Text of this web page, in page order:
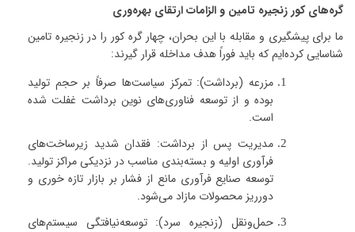
گره‌های کور زنجیره تامین و الزامات ارتقای بهره‌وری
ما برای پیشگیری و مقابله با این بحران، چهار گره کور را در زنجیره تامین
شناسایی کرده‌ایم که باید فوراً هدف مداخله قرار گیرند:
مزرعه (برداشت):تمرکز سیاست‌ها صرفاً بر حجم تولید
بوده و از توسعه فناوری‌های نوین برداشت غفلت شده
است.
مدیریت پس از برداشت: فقدان شدید زیرساخت‌های
فرآوری اولیه و بسته‌بندی مناسب در نزدیکی مراکز تولید.
توسعه صنایع فرآوری مانع از فشار بر بازار تازه خوری و
دورریز محصولات مازاد می‌شود.
حمل‌ونقل (زنجیره سرد):توسعه‌نیافتگی سیستم‌های